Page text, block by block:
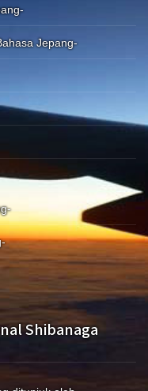
Jepang-
Shibanaga